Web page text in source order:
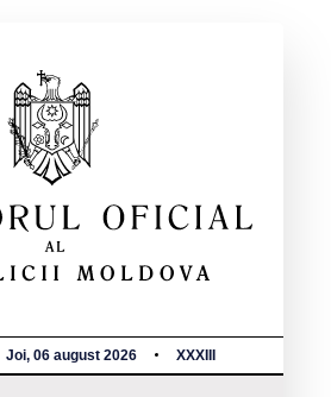
Joi, 06 august 2026 XXXIII